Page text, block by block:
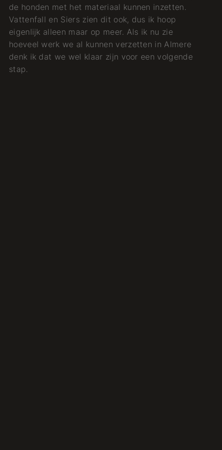
de honden met het materiaal kunnen inzetten.
Vattenfall en Siers zien dit ook, dus ik hoop
eigenlijk alleen maar op meer. Als ik nu zie
hoeveel werk we al kunnen verzetten in Almere
denk ik dat we wel klaar zijn voor een volgende
stap.